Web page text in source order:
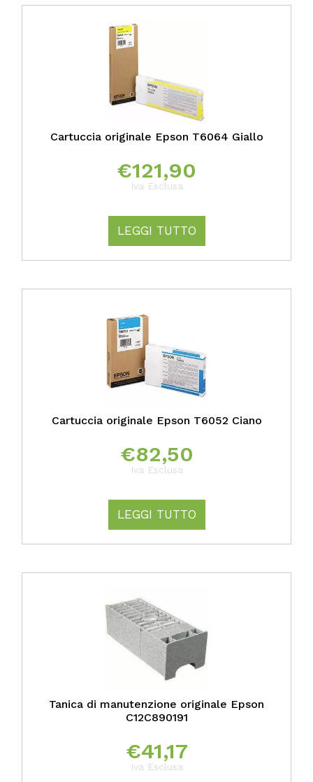
Cartuccia originale Epson T6064 Giallo
€121,90
Iva Esclusa
LEGGI TUTTO
Cartuccia originale Epson T6052 Ciano
€82,50
Iva Esclusa
LEGGI TUTTO
Tanica di manutenzione originale Epson
C12C890191
€41,17
Iva Esclusa